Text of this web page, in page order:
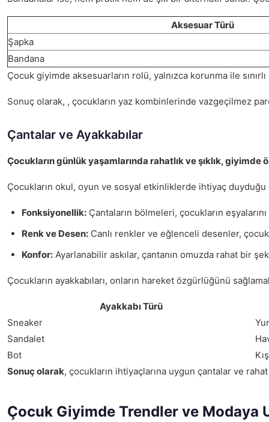
Aksesuar Türü
Şapka
Bandana
Çocuk giyimde aksesuarların rolü, yalnızca korunma ile
Sonuç olarak, , çocukların yaz kombinlerinde vazgeçilmez
Çantalar ve Ayakkabılar
Çocukların günlük yaşamlarında rahatlık ve şıklık, giyimde
Çocukların okul, oyun ve sosyal etkinliklerde ihtiyaç
Fonksiyonellik: Çantaların bölmeleri, çocukların
Renk ve Desen: Canlı renkler ve eğlenceli desenler,
Konfor: Ayarlanabilir askılar, çantanın omuzda rahat bir
Çocukların ayakkabıları, onların hareket özgürlüğünü
Ayakkabı Türü
Sneaker
Sandalet
Bot
Sonuç olarak, çocukların ihtiyaçlarına uygun çantalar ve
Çocuk Giyimde Trendler ve Modaya